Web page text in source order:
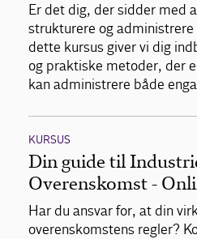
Er det dig, der sidder med
strukturere og
dette kursus giver vi dig
og praktiske metoder, der
kan administrere både
KURSUS
Din guide til
Overenskomst -
Har du ansvar for, at din
overenskomstens regler?